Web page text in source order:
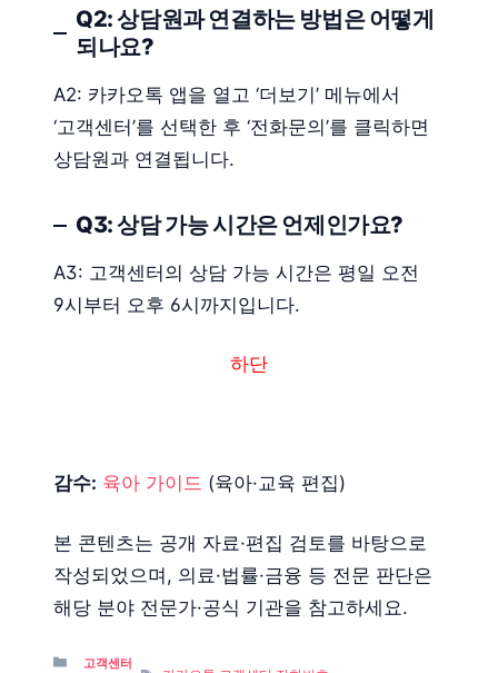
Q2: 상담원과 연결하는 방법은 어떻게
되나요?
A2: 카카오톡 앱을 열고 ‘더보기’ 메뉴에서
‘고객센터’를 선택한 후 ‘전화문의’를 클릭하면
상담원과 연결됩니다.
Q3: 상담 가능 시간은 언제인가요?
A3: 고객센터의 상담 가능 시간은 평일 오전
9시부터 오후 6시까지입니다.
하단
감수: 육아 가이드 (육아·교육 편집)
본 콘텐츠는 공개 자료·편집 검토를 바탕으로
작성되었으며, 의료·법률·금융 등 전문 판단은
해당 분야 전문가·공식 기관을 참고하세요.
Categories
고객센터